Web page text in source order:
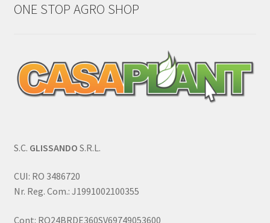
ONE STOP AGRO SHOP
S.C. GLISSANDO S.R.L.
CUI: RO 3486720
Nr. Reg. Com.: J1991002100355
Cont: RO24BRDE360SV69749053600